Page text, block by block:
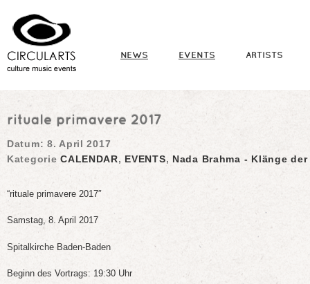
NEWS EVENTS ARTISTS
rituale primavere 2017
Datum:8. April 2017
KategorieCALENDAR, EVENTS, Nada Brahma - Klänge der
“rituale primavere 2017″
Samstag, 8. April 2017
Spitalkirche Baden-Baden
Beginn des Vortrags: 19:30 Uhr